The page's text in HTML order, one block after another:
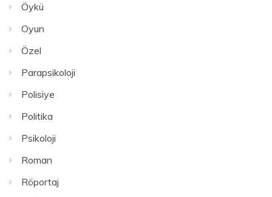
Öykü
Oyun
Özel
Parapsikoloji
Polisiye
Politika
Psikoloji
Roman
Röportaj